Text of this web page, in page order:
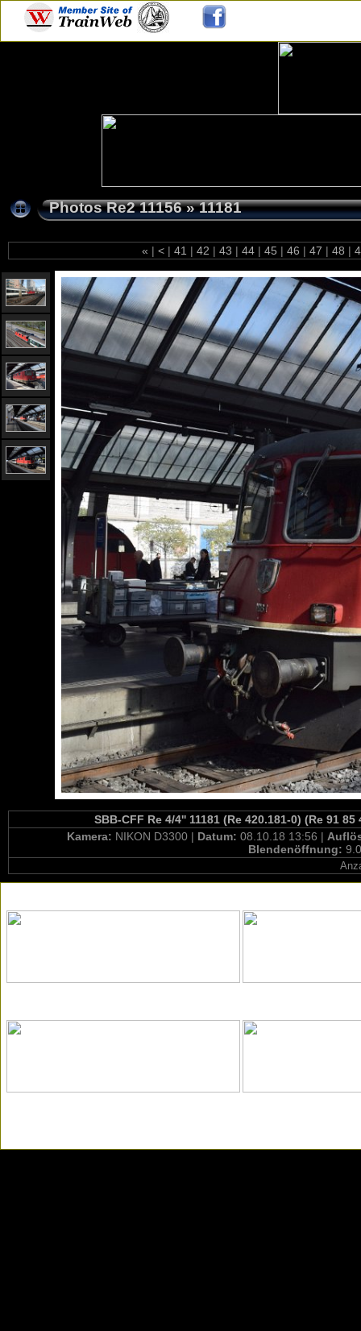
Photos Re2 11156»11181
« | < | 41 | 42 | 43 | 44 | 45 | 46 | 47 | 48 |
SBB-CFF Re 4/4'' 11181 (Re 420.181-0) (Re 91
Kamera: NIKON D3300 | Datum: 08.10.18 13:56 |
Blendenöffnung: